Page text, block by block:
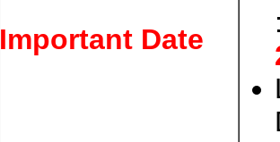
Important Date